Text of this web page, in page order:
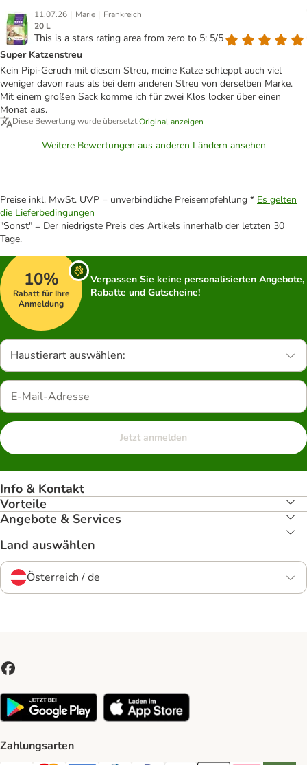
11.07.26 | Marie | Frankreich
20 L
This is a stars rating area from zero to 5: 5/5
Super Katzenstreu
Kein Pipi-Geruch mit diesem Streu, meine Katze schleppt auch viel
weniger davon raus als bei dem anderen Streu von derselben Marke.
Mit einem großen Sack komme ich für zwei Klos locker über einen
Monat aus.
Diese Bewertung wurde übersetzt.Original anzeigen
Weitere Bewertungen aus anderen Ländern ansehen
Preise inkl. MwSt. UVP = unverbindliche Preisempfehlung * Es gelten
die Lieferbedingungen
"Sonst" = Der niedrigste Preis des Artikels innerhalb der letzten 30
Tage.
10%
Rabatt für Ihre
Anmeldung
Verpassen Sie keine personalisierten Angebote,
Rabatte und Gutscheine!
Haustierart auswählen:
Jetzt anmelden
Info & Kontakt
Vorteile
Angebote & Services
Land auswählen
Österreich / de
Zahlungsarten